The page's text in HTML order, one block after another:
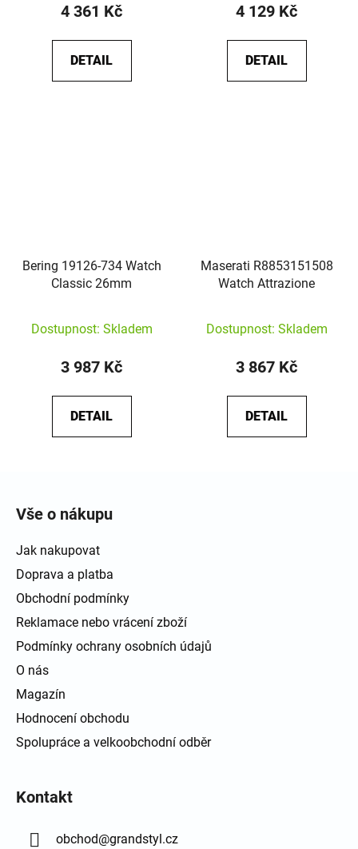
4 361 Kč
DETAIL
4 129 Kč
DETAIL
Bering 19126-734 Watch
Classic 26mm
Dostupnost: Skladem
3 987 Kč
DETAIL
Maserati R8853151508
Watch Attrazione
Dostupnost: Skladem
3 867 Kč
DETAIL
Vše o nákupu
Jak nakupovat
Doprava a platba
Obchodní podmínky
Reklamace nebo vrácení zboží
Podmínky ochrany osobních údajů
O nás
Magazín
Hodnocení obchodu
Spolupráce a velkoobchodní odběr
Kontakt
obchod@grandstyl.cz